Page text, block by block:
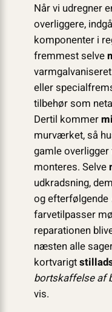
Når vi udregner
overliggere,
komponenter i
fremmest selve
eller
tilbehør som
Dertil kommer
murværket, så
gamle overligger
monteres. Selve
udkradsning,
og efterfølgende
farvetilpasser
reparationen
næsten alle
kortvarigt
bortskaffelse af
vis.